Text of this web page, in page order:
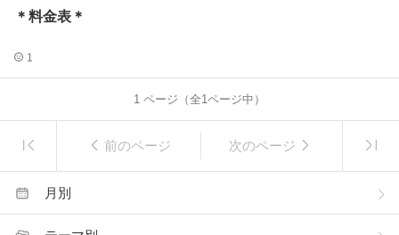
＊料金表＊
1
1 ページ（全1ページ中）
前のページ 次のページ
月別